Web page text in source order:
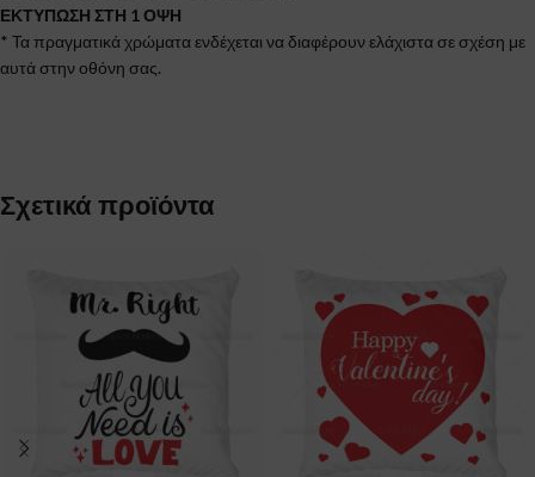
ΕΚΤΥΠΩΣΗ ΣΤΗ 1 ΟΨΗ
* Τα πραγματικά χρώματα ενδέχεται να διαφέρουν ελάχιστα σε σχέση με
αυτά στην οθόνη σας.
Σχετικά προϊόντα